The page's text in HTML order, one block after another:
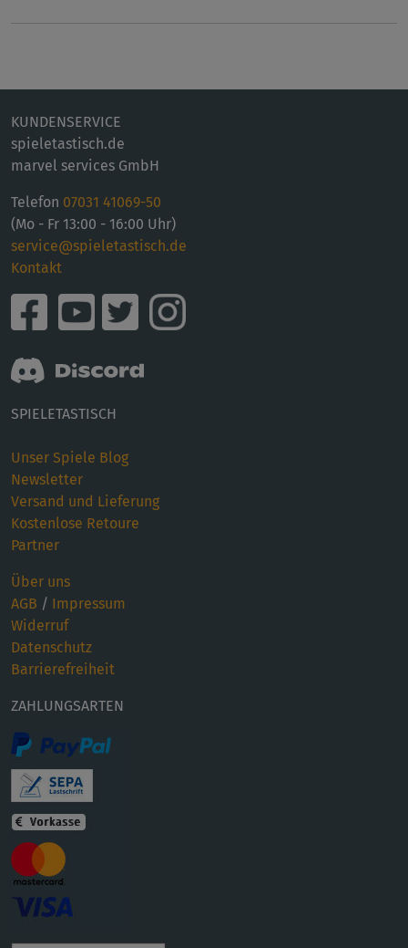
KUNDENSERVICE
spieletastisch.de
marvel services GmbH
Telefon 07031 41069-50
(Mo - Fr 13:00 - 16:00 Uhr)
service@spieletastisch.de
Kontakt
SPIELETASTISCH
Unser Spiele Blog
Newsletter
Versand und Lieferung
Kostenlose Retoure
Partner
Über uns
AGB / Impressum
Widerruf
Datenschutz
Barrierefreiheit
ZAHLUNGSARTEN